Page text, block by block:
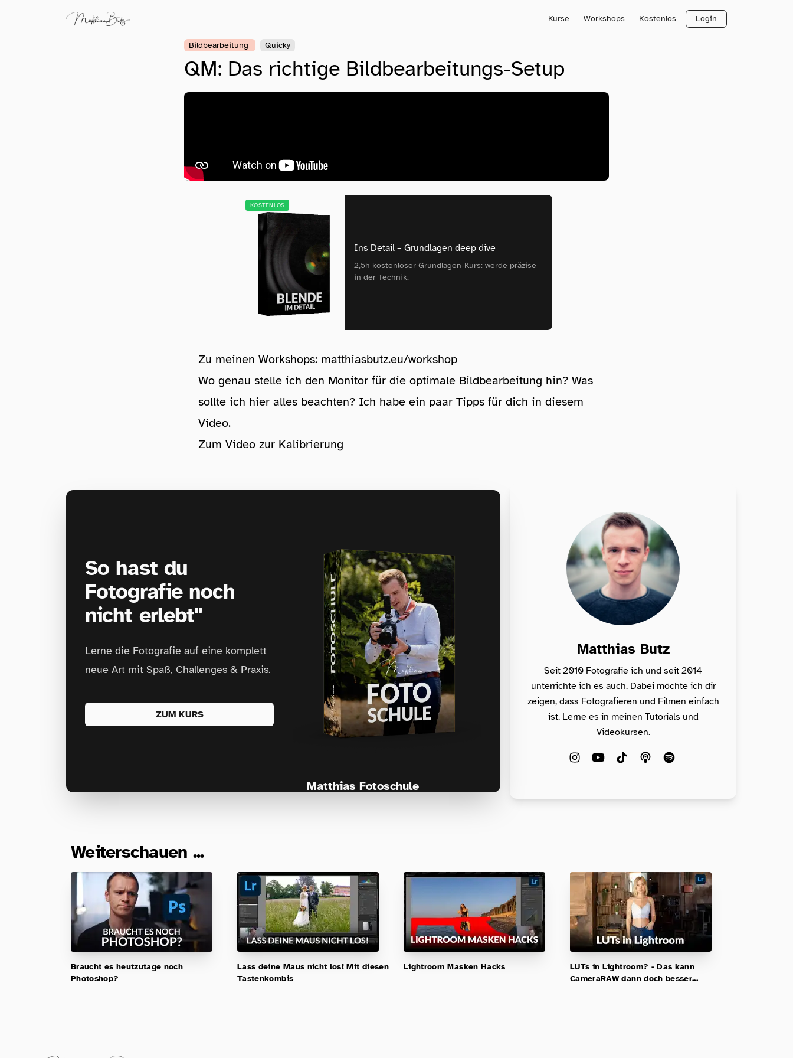
Kurse Workshops Kostenlos Login
Bildbearbeitung Quicky
QM: Das richtige Bildbearbeitungs-Setup
KOSTENLOS
Ins Detail – Grundlagen deep dive
2,5h kostenloser Grundlagen‑Kurs: werde präzise
in der Technik.
Zu meinen Workshops: matthiasbutz.eu/workshop
Wo genau stelle ich den Monitor für die optimale Bildbearbeitung hin? Was
sollte ich hier alles beachten? Ich habe ein paar Tipps für dich in diesem
Video.
Zum Video zur Kalibrierung
So hast du
Fotografie noch
nicht erlebt"
Lerne die Fotografie auf eine komplett
neue Art mit Spaß, Challenges & Praxis.
ZUM KURS
Matthias Fotoschule
Matthias Butz
Seit 2010 Fotografie ich und seit 2014
unterrichte ich es auch. Dabei möchte ich dir
zeigen, dass Fotografieren und Filmen einfach
ist. Lerne es in meinen Tutorials und
Videokursen.
Weiterschauen ...
Braucht es heutzutage noch
Photoshop?
Lass deine Maus nicht los! Mit diesen
Tastenkombis
Lightroom Masken Hacks
LUTs in Lightroom? - Das kann
CameraRAW dann doch besser...